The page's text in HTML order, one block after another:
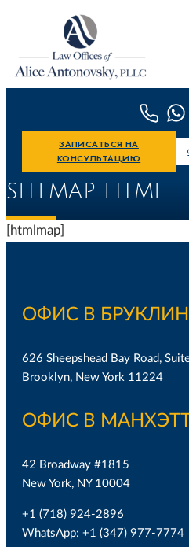
Skip to content
ЗАПИСАТЬСЯ НА
КОНСУЛЬТАЦИЮ
SITEMAP HTML
[htmlmap]
ОФИС В
626 Sheepshead Bay Road,
Brooklyn, New York 11224
ОФИС В
42 Broadway #1815
New York, NY 10004
+1 (718) 924-2896
WhatsApp: +1 (347) 977-7774